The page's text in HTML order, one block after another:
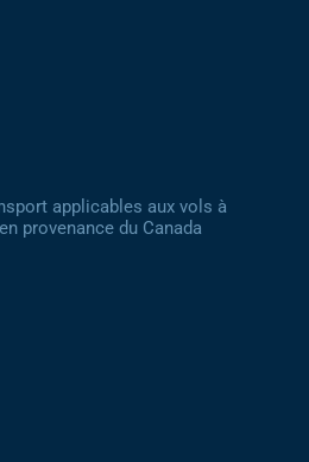
applicables aux vols à
provenance du Canada